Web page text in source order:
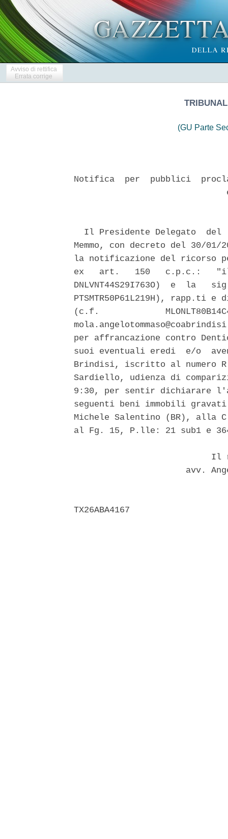
Avviso di rettifica
Errata corrige
(GU Parte
Notifica  per  pubblici
Il Presidente Delegato  del
Memmo, con decreto del 30/
la notificazione del ricorso
ex   art.   150   c.p.c.:   "il
DNLVNT44S29I763O)  e  la
PTSMTR50P61L219H), rapp.ti
(c.f.
per affrancazione contro
suoi eventuali eredi  e/o
Brindisi, iscritto al numero
Sardiello, udienza di
9:30, per sentir dichiarare
seguenti beni immobili
Michele Salentino (BR), alla
al Fg. 15, P.lle: 21 sub1 e
Il
avv.